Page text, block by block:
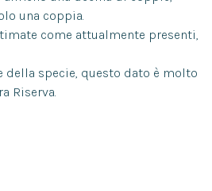
una coppia.
come attualmente presenti,
della specie, questo dato è molto
Riserva.